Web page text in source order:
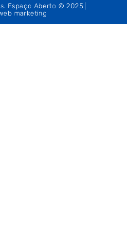
Espaço Aberto © 2025 |
marketing